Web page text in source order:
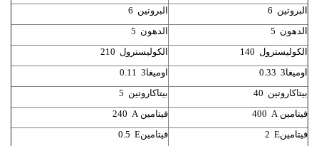
البروتين 6
البروتين 6
الدهون 5
الدهون 5
الكوليسترول 140
الكوليسترول 210
اوميغا3 0.33
اوميغا3 0.11
بيتاكاروتين 40
بيتاكاروتين 5
فيتامين A فيتامين A
فيتامينE فيتامينE